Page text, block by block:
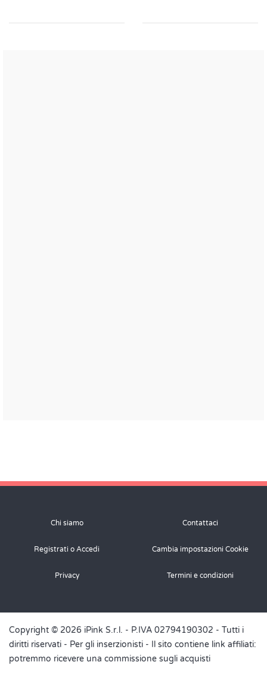
Chi siamo Contattaci
Registrati o Accedi Cambia impostazioni Cookie
Privacy Termini e condizioni
Copyright © 2026 iPink S.r.l. - P.IVA 02794190302 - Tutti i
diritti riservati - Per gli inserzionisti - Il sito contiene link affiliati:
potremmo ricevere una commissione sugli acquisti